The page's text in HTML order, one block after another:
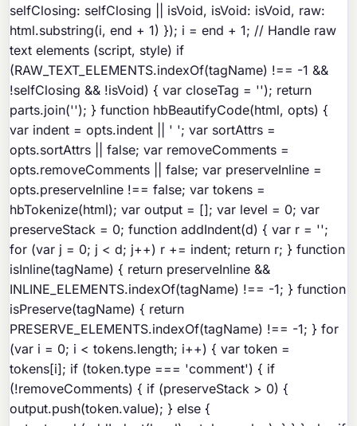
selfClosing: selfClosing || isVoid, isVoid: isVoid, raw:
html.substring(i, end + 1) }); i = end + 1; // Handle raw
text elements (script, style) if
(RAW_TEXT_ELEMENTS.indexOf(tagName) !== -1 &&
!selfClosing && !isVoid) { var closeTag = ''); return
parts.join(''); } function hbBeautifyCode(html, opts) {
var indent = opts.indent || ' '; var sortAttrs =
opts.sortAttrs || false; var removeComments =
opts.removeComments || false; var preserveInline =
opts.preserveInline !== false; var tokens =
hbTokenize(html); var output = []; var level = 0; var
preserveStack = 0; function addIndent(d) { var r = '';
for (var j = 0; j < d; j++) r += indent; return r; } function
isInline(tagName) { return preserveInline &&
INLINE_ELEMENTS.indexOf(tagName) !== -1; } function
isPreserve(tagName) { return
PRESERVE_ELEMENTS.indexOf(tagName) !== -1; } for
(var i = 0; i < tokens.length; i++) { var token =
tokens[i]; if (token.type === 'comment') { if
(!removeComments) { if (preserveStack > 0) {
output.push(token.value); } else {